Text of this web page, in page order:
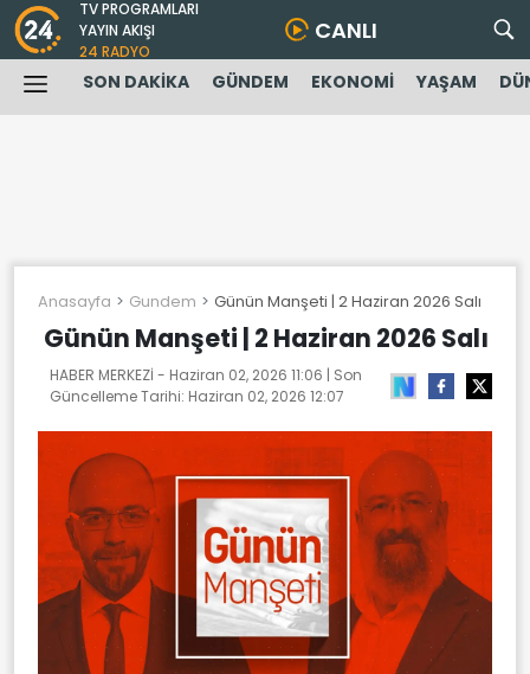
TV PROGRAMLARI
YAYIN AKIŞI
24 RADYO
CANLI
SON DAKİKA GÜNDEM EKONOMİ YAŞAM
Anasayfa Gundem Günün Manşeti | 2 Haziran 2026 Salı
Günün Manşeti | 2 Haziran 2026 Salı
HABER MERKEZİ - Haziran 02, 2026 11:06 | Son
Güncelleme Tarihi: Haziran 02, 2026 12:07